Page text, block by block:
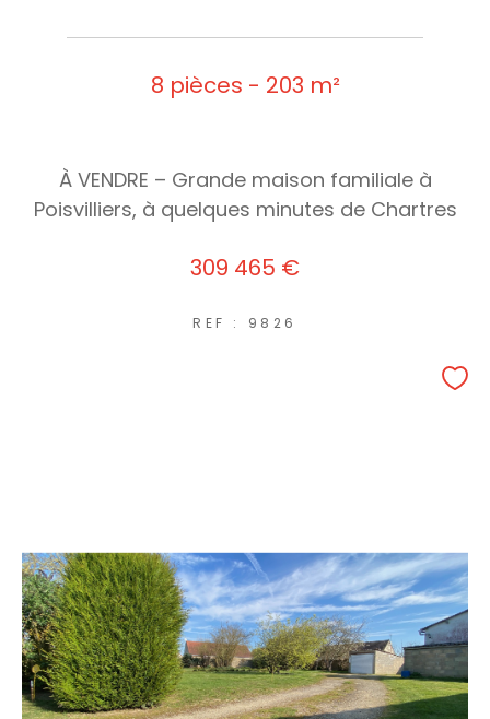
8 pièces - 203 m²
À VENDRE – Grande maison familiale à
Poisvilliers, à quelques minutes de Chartres
309 465 €
REF : 9826